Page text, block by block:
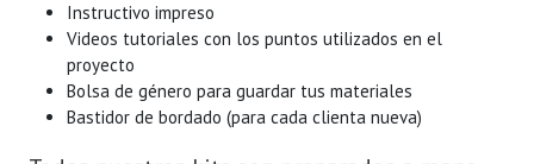
Instructivo impreso
Videos tutoriales con los puntos utilizados en el
proyecto
Bolsa de género para guardar tus materiales
Bastidor de bordado (para cada clienta nueva)